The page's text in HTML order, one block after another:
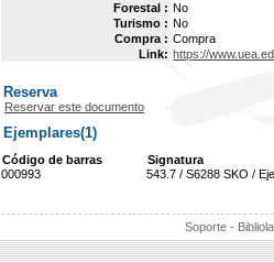
Forestal : No
Turismo : No
Compra : Compra
Link: https://
Reserva
Reservar este documento
Ejemplares(1)
Código de barras
Signatura
000993
543.7 / S6288 SKO /
Soporte -